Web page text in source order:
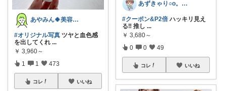
あやみん🍀美容×健康×子ども
#オリジナル写真 ツヤと血色感
を出してくれ ...
￥ 3,960～
1 1 473
コレ いいね
あずきゃり○o。.🐟🐠
#クーポン&P2倍 ハッキリ見え
る‼ 推し ...
￥ 3,680～
0 0 49
コレ いいね